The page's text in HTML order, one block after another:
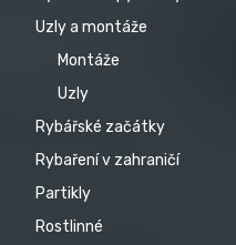
Uzly a montáže
Montáže
Uzly
Rybářské začátky
Rybaření v zahraničí
Partikly
Rostlinné